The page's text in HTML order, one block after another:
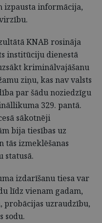
informācija,
KNAB rosināja
institūciju dienestā
kriminālvajāšanu
ziņu, kas nav valsts
par šādu noziedzīgu
329. pantā.
sākotnēji
bija tiesības uz
tās izmeklēšanas
statusā.
izdarīšanu tiesa var
līdz vienam gadam,
probācijas uzraudzību,
sodu.